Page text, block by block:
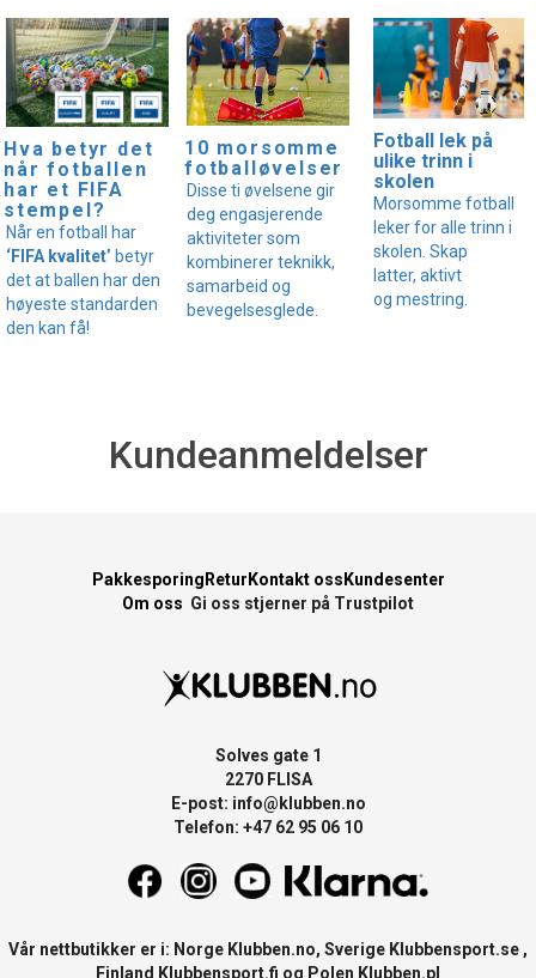
Hva betyr det
når fotballen
har et FIFA
stempel?
Når en fotball har
‘FIFA kvalitet’ betyr
det at ballen har den
høyeste standarden
den kan få!
10 morsomme
fotballøvelser
Disse ti øvelsene gir
deg engasjerende
aktiviteter som
kombinerer teknikk,
samarbeid og
bevegelsesglede.
Fotball lek på
ulike trinn i
skolen
Morsomme fotball
leker for alle trinn i
skolen. Skap
latter, aktivt
og mestring.
Kundeanmeldelser
Pakkesporing Retur Kontakt oss Kundesenter
Om oss Gi oss stjerner på Trustpilot
Solves gate 1
2270 FLISA
E-post: info@klubben.no
Telefon: +47 62 95 06 10
Vår nettbutikker er i: Norge Klubben.no, Sverige Klubbensport.se ,
Finland Klubbensport.fi og Polen Klubben.pl